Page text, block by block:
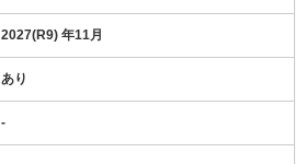
2027(R9) 年11月
あり
-